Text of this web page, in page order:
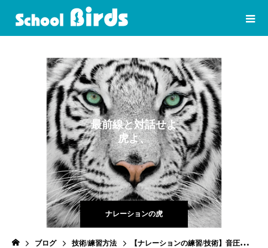
ナレーションの虎
最前線と対話せよ
虎よ、虎よ！
ブログ 技術/練習方法 【ナレーションの練習/技術】音圧をあげるための発声練習